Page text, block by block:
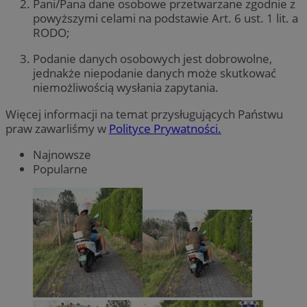
Pani/Pana dane osobowe przetwarzane zgodnie z
powyższymi celami na podstawie Art. 6 ust. 1 lit. a
RODO;
Podanie danych osobowych jest dobrowolne,
jednakże niepodanie danych może skutkować
niemożliwością wysłania zapytania.
Więcej informacji na temat przysługujących Państwu
praw zawarliśmy w Polityce Prywatności.
Najnowsze
Popularne